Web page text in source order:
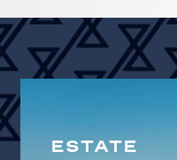
ESTATE